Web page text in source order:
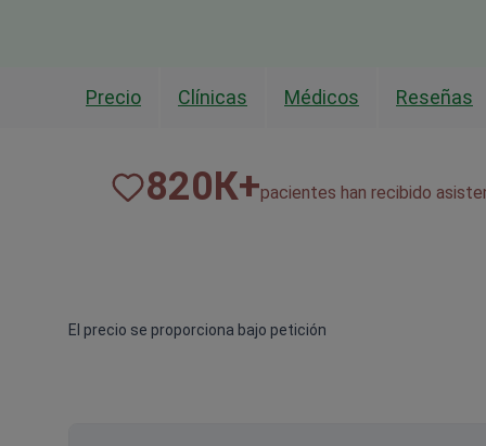
Precio Clínicas Médicos Reseñas
820К+pacientes han recibido
El precio se proporciona bajo petición